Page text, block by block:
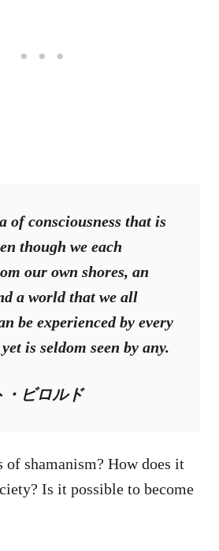
of consciousness that is
though we each
our own shores, an
a world that we all
be experienced by every
is seldom seen by any.
・ビロルド
of shamanism? How does it
Is it possible to become